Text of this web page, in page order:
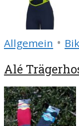
Allgemein •
Alé